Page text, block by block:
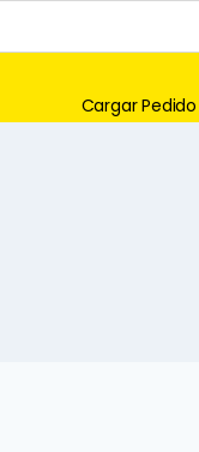
Cargar Pedido